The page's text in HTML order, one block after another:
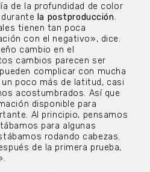
de la profundidad de color
la postproducción.
tienen tan poca
con el negativo», dice.
cambio en el
cambios parecen ser
complicar con mucha
poco más de latitud, casi
acostumbrados. Así que
disponible para
Al principio, pensamos
para algunas
rodando cabezas.
de la primera prueba,